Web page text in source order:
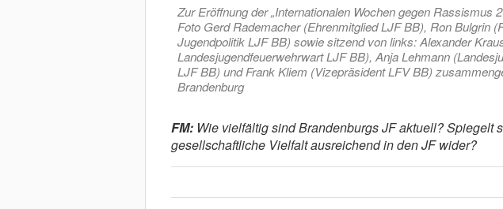
Zur Eröffnung der „Internationalen Wochen gegen Rassismus
Foto Gerd Rademacher (Ehrenmitglied LJF BB), Ron Bulgrin
Jugendpolitik LJF BB) sowie sitzend von links: Alexander
Landesjugendfeuerwehrwart LJF BB), Anja Lehmann
LJF BB) und Frank Kliem (Vizepräsident LFV BB)
Brandenburg
FM:Wie vielfältig sind Brandenburgs JF aktuell? Spiegelt
gesellschaftliche Vielfalt ausreichend in den JF wider?